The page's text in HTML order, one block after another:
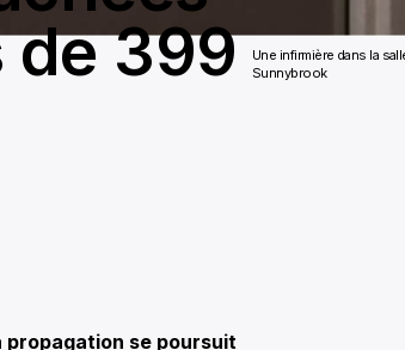
Une infirmière dans la
Sunnybrook
de 399
propagation se poursuit